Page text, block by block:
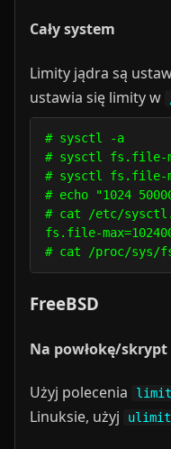
Cały system
Limity jądra są
ustawia się limity w
#
# sysctl
# sysctl
# echo "1024
# cat /etc/
fs.file-
# cat /
FreeBSD
Na powłokę/skrypt
Użyj polecenia
Linuksie, użyj
ulimit